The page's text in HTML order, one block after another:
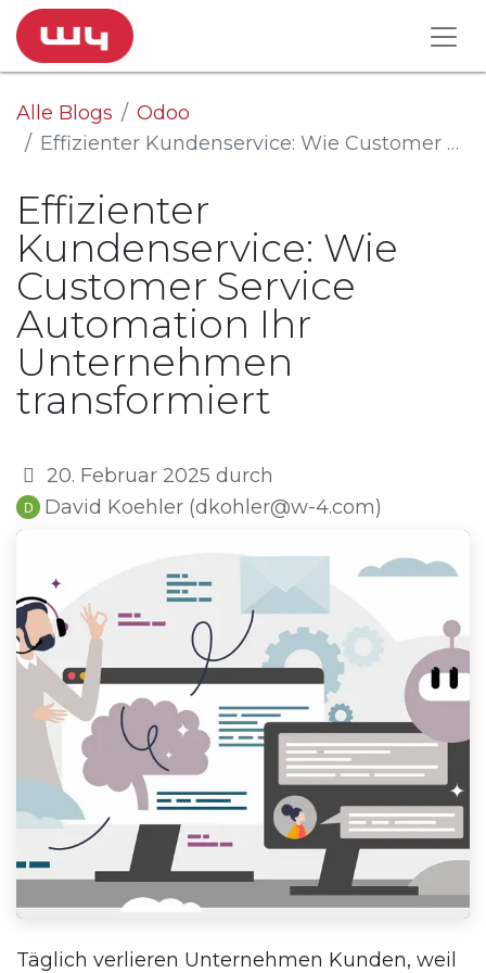
Alle Blogs
Odoo
Effizienter Kundenservice: Wie Customer Service Automation Ihr Unternehmen transformiert
Effizienter
Kundenservice: Wie
Customer Service
Automation Ihr
Unternehmen
transformiert
20. Februar 2025 durch
David Koehler (dkohler@w-4.com)
Täglich verlieren Unternehmen Kunden, weil